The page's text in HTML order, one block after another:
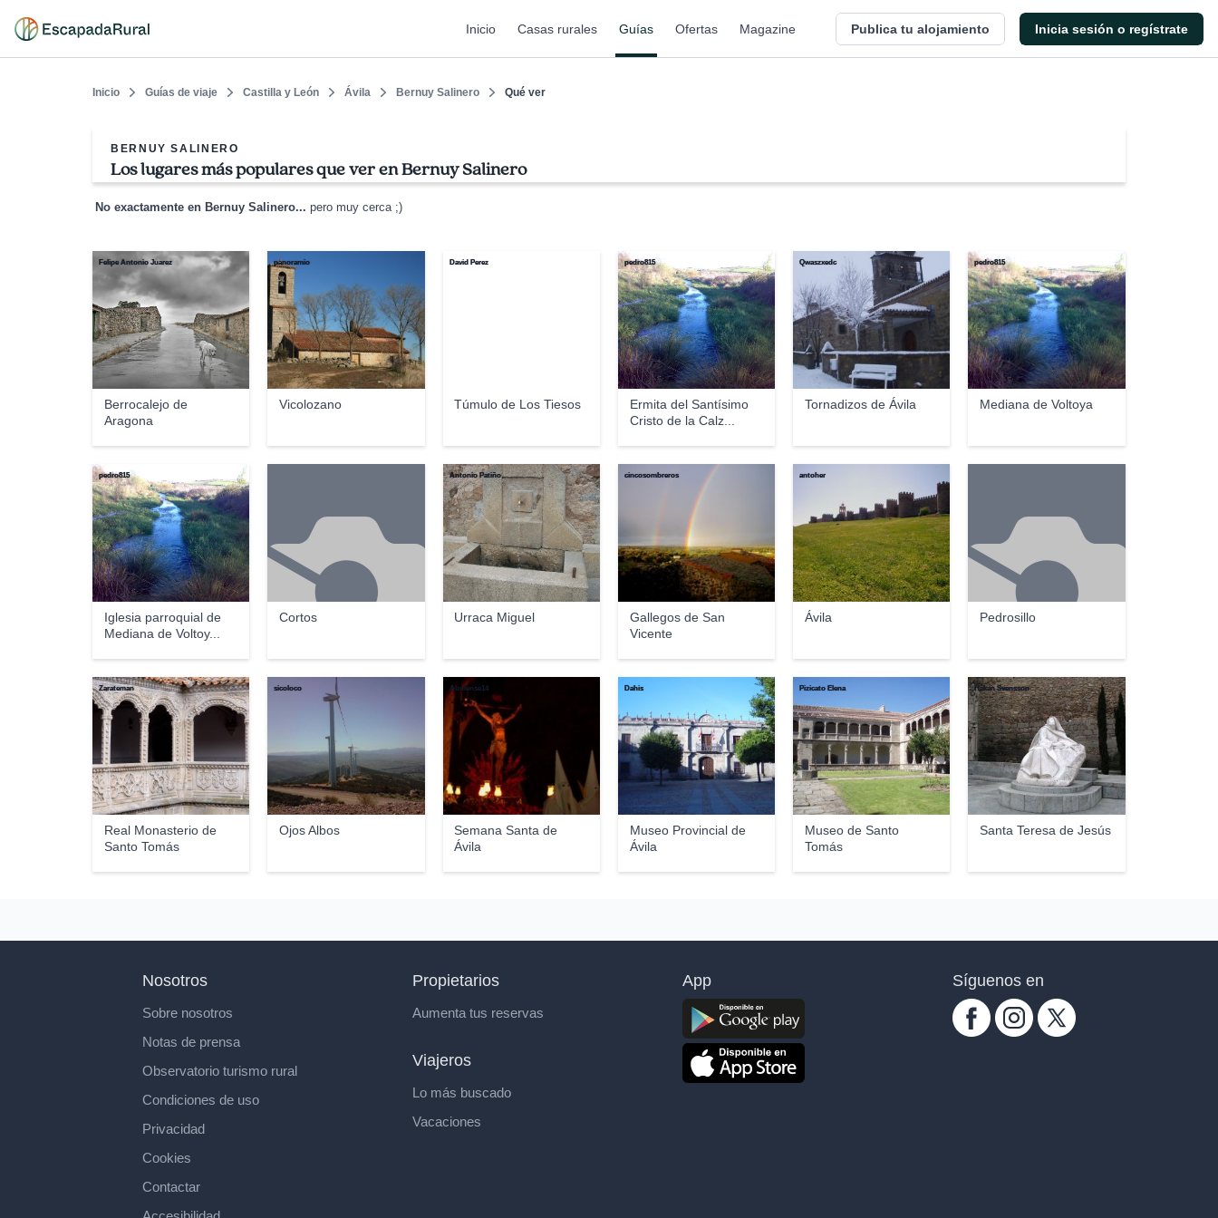
Inicio Casas rurales Guías Ofertas Magazine Publica tu alojamiento Inicia sesión o regístrate
Inicio Guías de viaje Castilla y León Ávila Bernuy Salinero Qué ver
BERNUY SALINERO
Los lugares más populares que ver en Bernuy Salinero
No exactamente en Bernuy Salinero... pero muy cerca ;)
Berrocalejo de
Aragona
Felipe Antonio Juarez
Vicolozano
panoramio
Túmulo de Los Tiesos
David Perez
Ermita del Santísimo
Cristo de la Calz...
pedro815
Tornadizos de Ávila
Qwaszxedc
Mediana de Voltoya
pedro815
Iglesia parroquial de
Mediana de Voltoy...
pedro815
Cortos Urraca Miguel
Antonio Patiño
Gallegos de San
Vicente
cincosombreros
Ávila
antoher
Pedrosillo
Real Monasterio de
Santo Tomás
Zarateman
Ojos Albos
sicoloco
Semana Santa de
Ávila
Abulense14
Museo Provincial de
Ávila
Dahis
Museo de Santo
Tomás
Pizicato Elena
Santa Teresa de Jesús
Håkan Svensson
Nosotros
Sobre nosotros
Notas de prensa
Observatorio turismo rural
Condiciones de uso
Privacidad
Cookies
Contactar
Propietarios
Aumenta tus reservas
Viajeros
Lo más buscado
Vacaciones
App Síguenos en